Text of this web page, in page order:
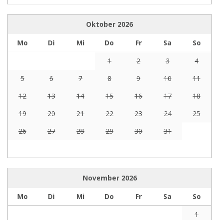
Oktober 2026
Mo
Di Mi Do Fr Sa
So
1
2 3
4
5
6 7 8 9 10
11
12
13 14 15 16 17
18
19
20 21 22 23 24
25
26
27 28 29 30 31
November 2026
Mo
Di Mi Do Fr Sa
So
1